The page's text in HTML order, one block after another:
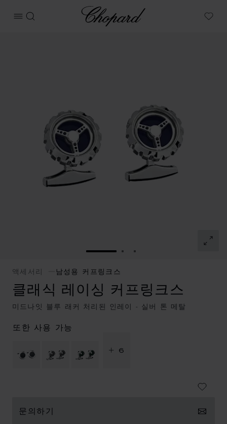
메뉴 열기
검색
Chopard
My
슬라이드로 이동 1
슬라이드로 이동 2
슬라이드로 이동 3
액세서리 남성용 커프링크스
클래식 레이싱 커프링크스
미드나잇 블루 래커 처리된 인레이 - 실버 톤 메탈
또한 사용 가능
+ 6
문의하기